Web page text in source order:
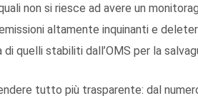
non si riesce ad avere un
altamente inquinanti e
quelli stabiliti dall’OMS per la
tutto più trasparente: dal